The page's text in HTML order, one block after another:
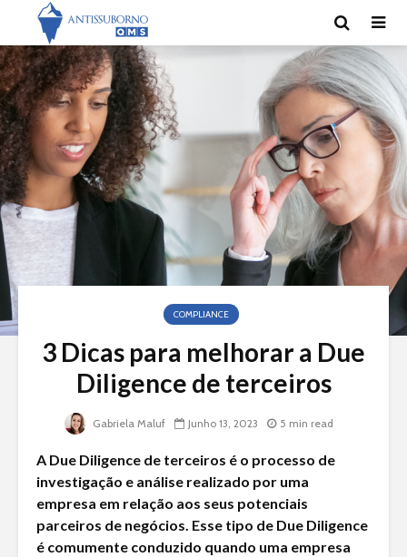
COMPLIANCE
3 Dicas para melhorar a Due
Diligence de terceiros
Gabriela Maluf Junho 13, 2023 5 min read
A Due Diligence de terceiros é o processo de
investigação e análise realizado por uma
empresa em relação aos seus potenciais
parceiros de negócios. Esse tipo de Due Diligence
é comumente conduzido quando uma empresa